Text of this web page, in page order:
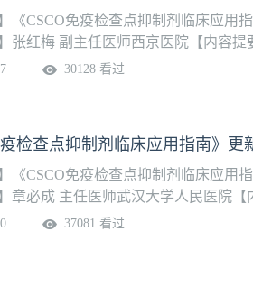
】《CSCO免疫检查点抑制剂临床应
张红梅 副主任医师西京医院【内容
ICIs应用更新要点3.宫颈癌ICIs应用更
30128 看过
疫检查点抑制剂临床应用指南》
】《CSCO免疫检查点抑制剂临床应
章必成 主任医师武汉大学人民医院
应用更新要点2.食管癌ICIs应用更新要
37081 看过